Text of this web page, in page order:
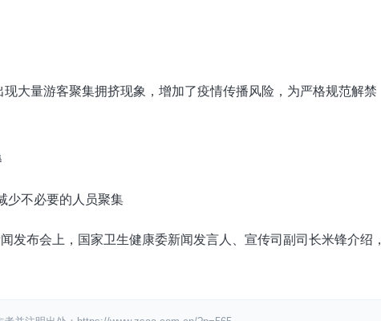
量游客聚集拥挤现象，增加了疫情传播风险，为严格规范解禁
布会上，国家卫生健康委新闻发言人、宣传司副司长米锋介绍，